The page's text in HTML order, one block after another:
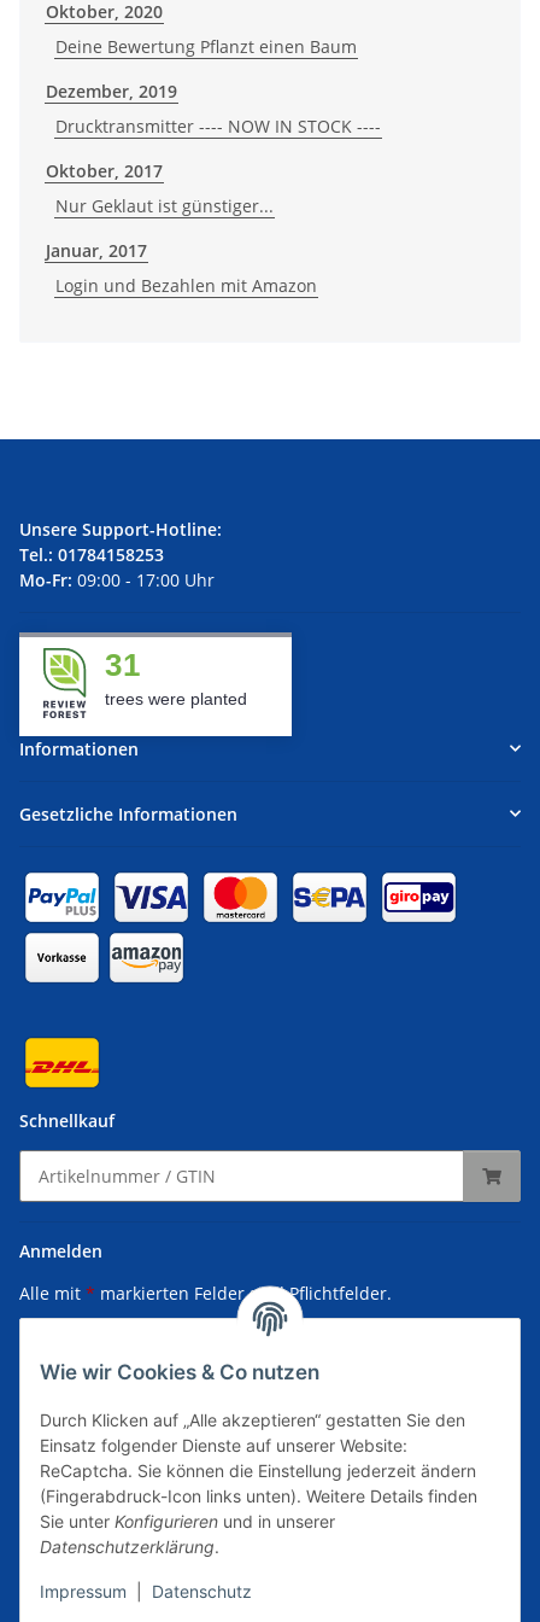
Wie wir Cookies & Co nutzen
Durch Klicken auf „Alle akzeptieren“ gestatten Sie den
Einsatz folgender Dienste auf unserer Website:
ReCaptcha. Sie können die Einstellung jederzeit ändern
(Fingerabdruck-Icon links unten). Weitere Details finden
Sie unter Konfigurieren und in unserer
Datenschutzerklärung.
Impressum Datenschutz
Oktober, 2020
Deine Bewertung Pflanzt einen Baum
Dezember, 2019
Drucktransmitter ---- NOW IN STOCK ----
Oktober, 2017
Nur Geklaut ist günstiger...
Januar, 2017
Login und Bezahlen mit Amazon
Unsere Support-Hotline:
Tel.: 01784158253
Mo-Fr: 09:00 - 17:00 Uhr
31
trees were planted
Informationen
Gesetzliche Informationen
Schnellkauf
Anmelden
Alle mit * markierten Felder sind Pflichtfelder.
Anmelden
Passwort vergessen
Neu hier?Jetzt registrieren!